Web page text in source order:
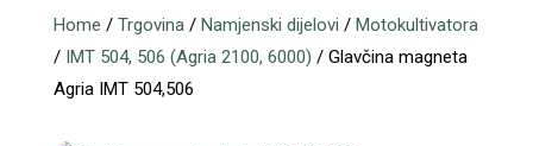
Home / Trgovina/ Namjenski dijelovi / Motokultivatora
/ IMT 504, 506 (Agria 2100, 6000) / Glavčina magneta
Agria IMT 504,506